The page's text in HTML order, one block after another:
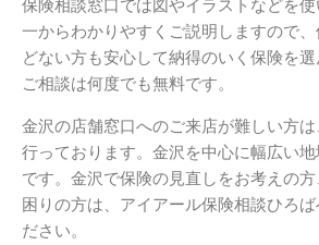
保険相談窓口では図やイラストなどを
一からわかりやすくご説明しますので
どない方も安心して納得のいく保険を選
ご相談は何度でも無料です。
金沢の店舗窓口へのご来店が難しい方
行っております。金沢を中心に幅広い
です。金沢で保険の見直しをお考えの
困りの方は、アイアール保険相談ひろば
ださい。